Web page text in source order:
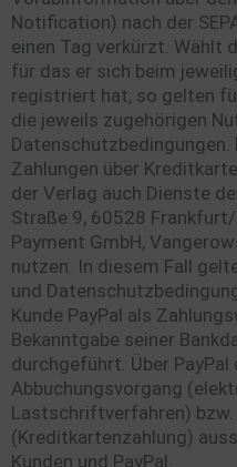
Notification) nach der
einen Tag verkürzt. Wählt
für das er sich beim
registriert hat, so gelten
die jeweils zugehörigen
Datenschutzbedingungen.
Zahlungen über
der Verlag auch Dienste
Straße 9, 60528
Payment GmbH,
nutzen. In diesem Fall
und
Kunde PayPal als
Bekanntgabe seiner
durchgeführt. Über
Abbuchungsvorgang
Lastschriftverfahren)
(Kreditkartenzahlung)
Kunden und PayPal.